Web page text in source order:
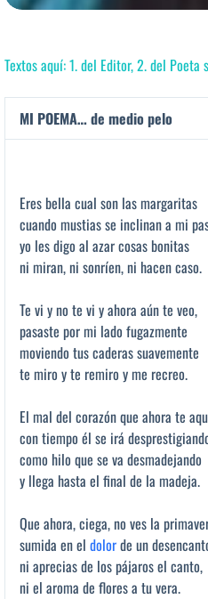
Textos aquí: 1. del Editor, 2. del
MI POEMA… de medio pelo
Eres bella cual son las margaritas
cuando mustias se inclinan a mi
yo les digo al azar cosas bonitas
ni miran, ni sonríen, ni hacen caso.
Te vi y no te vi y ahora aún te veo,
pasaste por mi lado fugazmente
moviendo tus caderas suavemente
te miro y te remiro y me recreo.
El mal del corazón que ahora te
con tiempo él se irá
como hilo que se va desmadejando
y llega hasta el final de la madeja.
Que ahora, ciega, no ves la
sumida en el dolorde un
ni aprecias de los pájaros el canto,
ni el aroma de flores a tu vera.